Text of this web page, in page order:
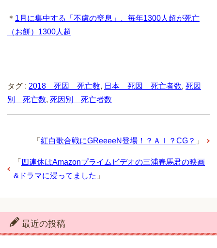
＊ 1月に集中する「不慮の窒息」、毎年1300人超が死亡
（お餅）1300人超
タグ : 2018 死因 死亡数, 日本 死因 死亡者数, 死因
別 死亡数, 死因別 死亡者数
「 紅白歌合戦にGReeeeN登場！？ＡＩ？CG？ 」
「 四連休はAmazonプライムビデオの三浦春馬君の映画
&ドラマに浸ってました 」
最近の投稿